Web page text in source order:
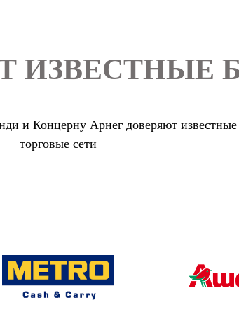
ИЗВЕСТНЫЕ
и Концерну Арнег доверяют известные
торговые сети